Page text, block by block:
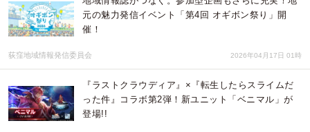
元の魅力発信イベント「第4回 オギボン祭り」開
催！
荻窪地域情報発信委員会 2026年04月17日 01時
『ラストクラウディア』×『転生したらスライムだ
った件』コラボ第2弾！新ユニット「ベニマル」が
登場!!